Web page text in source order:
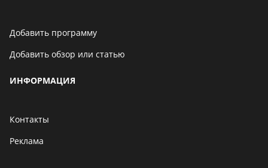
Добавить программу
Добавить обзор или статью
ИНФОРМАЦИЯ
Контакты
Реклама